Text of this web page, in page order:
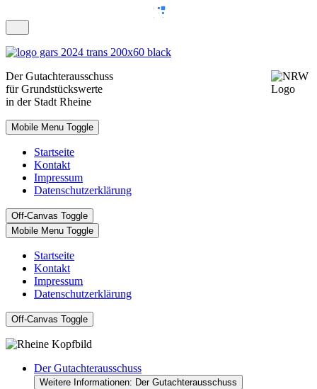
DerGutachterausschuss
für Grundstückswerte
in der Stadt Rheine
Mobile Menu Toggle
Startseite
Kontakt
Impressum
Datenschutzerklärung
Off-Canvas Toggle
Mobile Menu Toggle
Startseite
Kontakt
Impressum
Datenschutzerklärung
Off-Canvas Toggle
Der Gutachterausschuss
Weitere Informationen: Der Gutachterausschuss